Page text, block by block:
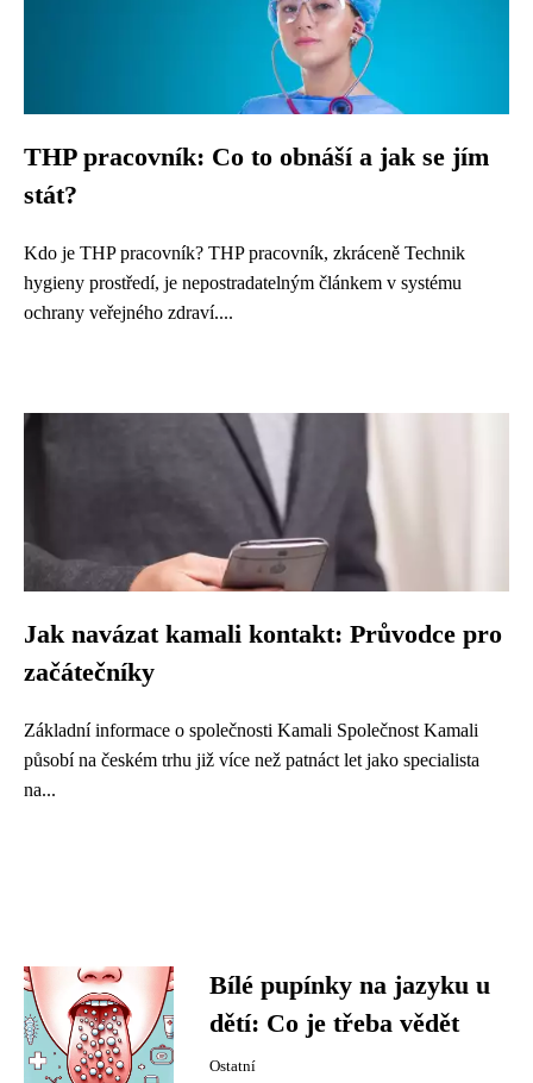
THP pracovník: Co to obnáší a jak se jím
stát?
Kdo je THP pracovník? THP pracovník, zkráceně Technik
hygieny prostředí, je nepostradatelným článkem v systému
ochrany veřejného zdraví....
Jak navázat kamali kontakt: Průvodce pro
začátečníky
Základní informace o společnosti Kamali Společnost Kamali
působí na českém trhu již více než patnáct let jako specialista
na...
Bílé pupínky na jazyku u
dětí: Co je třeba vědět
Ostatní